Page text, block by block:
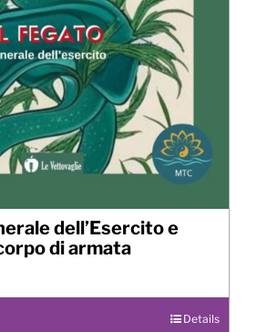
dell’Esercito e
di armata
Details